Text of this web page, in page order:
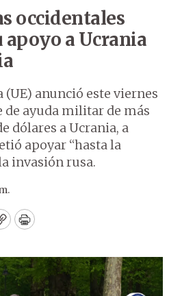
occidentales
apoyo a Ucrania
anunció este viernes
de ayuda militar de más
dólares a Ucrania, a
apoyar “hasta la
invasión rusa.
CopyPrint